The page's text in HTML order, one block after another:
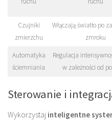
Czujniki
zmierzchu
Włączają światło po
zmroku
Automatyka
ściemniania
Regulacja
w zależności od
Sterowanie i
Wykorzystaj inteligentne